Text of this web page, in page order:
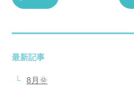
最新記事
8月🌞